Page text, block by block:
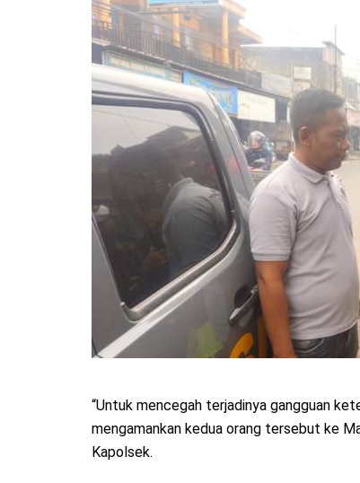
“Untuk mencegah terjadinya gangguan
mengamankan kedua orang tersebut ke
Kapolsek.